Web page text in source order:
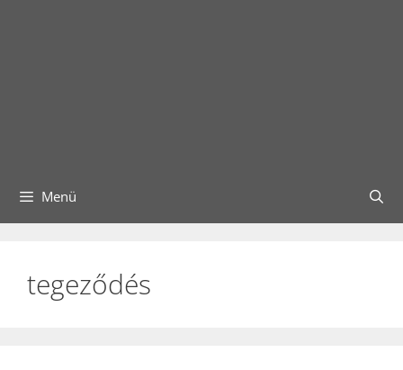
Menü
tegeződés